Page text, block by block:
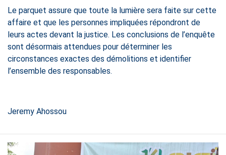
Le parquet assure que toute la lumière sera faite sur cette
affaire et que les personnes impliquées répondront de
leurs actes devant la justice. Les conclusions de l’enquête
sont désormais attendues pour déterminer les
circonstances exactes des démolitions et identifier
l’ensemble des responsables.
Jeremy Ahossou